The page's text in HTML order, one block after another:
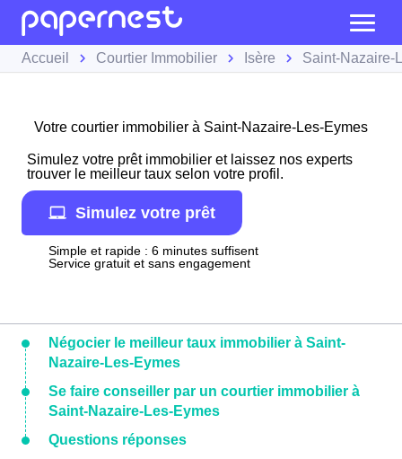
Accueil Courtier Immobilier Isère Saint-Nazaire-
Votre courtier immobilier à Saint-Nazaire-Les-Eymes
Simulez votre prêt immobilier et laissez nos experts
trouver le meilleur taux selon votre profil.
Simulez votre prêt
Simple et rapide : 6 minutes suffisent
Service gratuit et sans engagement
Négocier le meilleur taux immobilier à Saint-
Nazaire-Les-Eymes
Se faire conseiller par un courtier immobilier à
Saint-Nazaire-Les-Eymes
Questions réponses